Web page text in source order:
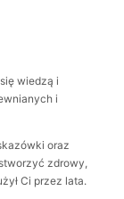
wiedzą i
i
oraz
zdrowy,
Ci przez lata.